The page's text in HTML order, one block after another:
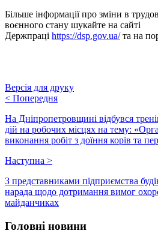
Більше інформації про зміни в
воєнного стану шукайте на сайті
Держпраці https://dsp.gov.ua/та на
Версія для друку
< Попередня
На Дніпропетровщині відбувся
дій на робочих місцях на тему:
виконання робіт з доїння корів та
Наступна >
З представниками підприємства
нарада щодо дотримання вимог
майданчиках
Головні новини